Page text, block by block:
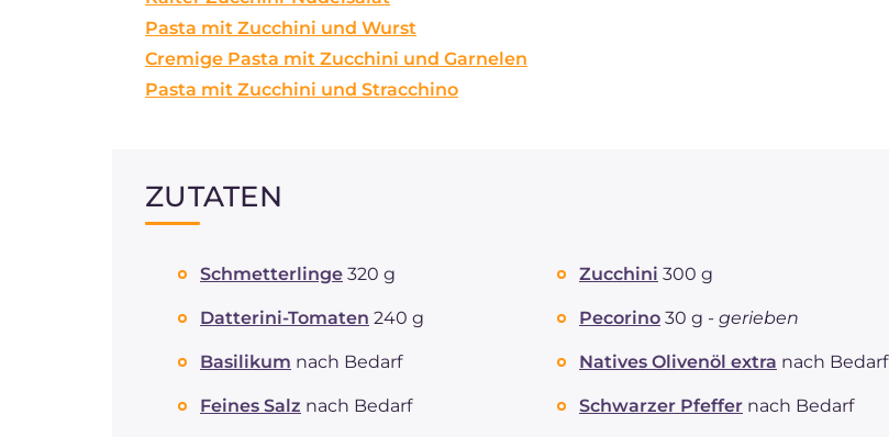
Pasta mit Zucchini und Wurst
Cremige Pasta mit Zucchini und Garnelen
Pasta mit Zucchini und Stracchino
ZUTATEN
Schmetterlinge 320 g Zucchini 300 g
Datterini-Tomaten 240 g Pecorino 30 g - gerieben
Basilikum nach Bedarf Natives Olivenöl extra nach Bedarf
Feines Salz nach Bedarf Schwarzer Pfeffer nach Bedarf